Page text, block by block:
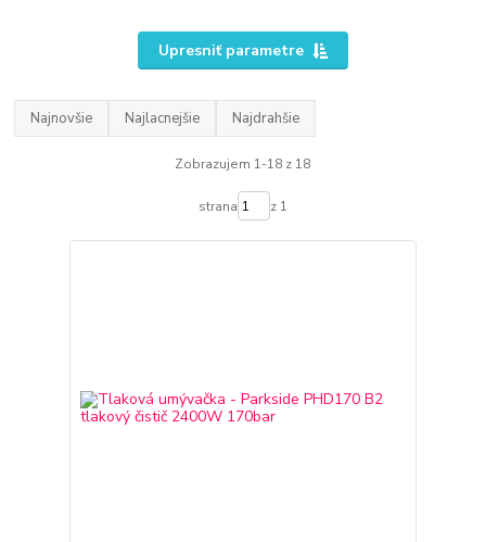
Upresniť parametre
Najnovšie Najlacnejšie Najdrahšie
Zobrazujem 1-18 z 18
strana z 1